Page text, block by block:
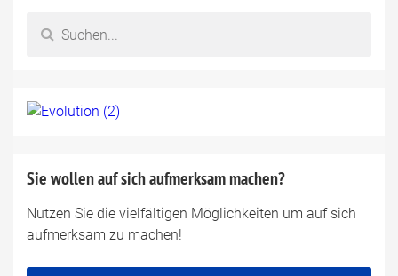
Sie wollen auf sich aufmerksam machen?
Nutzen Sie die vielfältigen Möglichkeiten um auf sich
aufmerksam zu machen!